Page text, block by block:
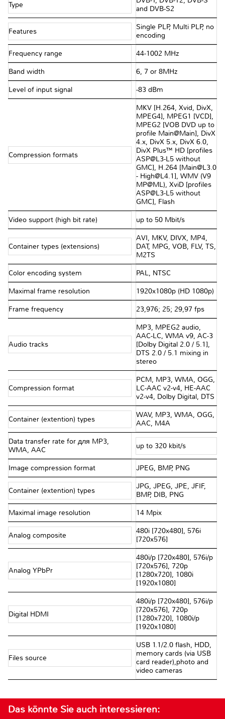
Type
and DVB-S2
Features
Single PLP, Multi PLP, no
encoding
Frequency range 44-1002 MHz
Band width 6, 7 or 8MHz
Level of input signal -83 dBm
Compression formats
MKV [H.264, Xvid, DivX,
MPEG4], MPEG1 [VCD],
MPEG2 [VOB DVD up to
profile Main@Main], DivX
4.x, DivX 5.x, DivX 6.0,
DivX Plus™ HD [profiles
ASP@L3-L5 without
GMC], H.264 [Main@L3.0
- High@L4.1], WMV (V9
MP@ML), XviD [profiles
ASP@L3-L5 without
GMC], Flash
Video support (high bit rate) up to 50 Mbit/s
Container types (extensions)
AVI, MKV, DIVX, MP4,
DAT, MPG, VOB, FLV, TS,
M2TS
Color encoding system PAL, NTSC
Maximal frame resolution 1920x1080p (HD 1080p)
Frame frequency 23,976; 25; 29,97 fps
Audio tracks
MP3, MPEG2 audio,
AAC-LC, WMA v9, AC-3
[Dolby Digital 2.0 / 5.1],
DTS 2.0 / 5.1 mixing in
stereo
Compression format
PCM, MP3, WMA, OGG,
LC-AAC v2-v4, HE-AAC
v2-v4, Dolby Digital, DTS
Container (extention) types
WAV, MP3, WMA, OGG,
AAC, M4A
Data transfer rate for для MP3,
WMA, AAC
up to 320 kbit/s
Image compression format JPEG, BMP, PNG
Container (extention) types
JPG, JPEG, JPE, JFIF,
BMP, DIB, PNG
Maximal image resolution 14 Mpix
Analog composite
480i [720x480], 576i
[720x576]
Analog YPbPr
480i/p [720x480], 576i/p
[720x576], 720p
[1280x720], 1080i
[1920x1080]
Digital HDMI
480i/p [720x480], 576i/p
[720x576], 720p
[1280x720], 1080i/p
[1920x1080]
Files source
USB 1.1/2.0 flash, HDD,
memory cards (via USB
card reader),photo and
video cameras
Das könnte Sie auch interessieren: